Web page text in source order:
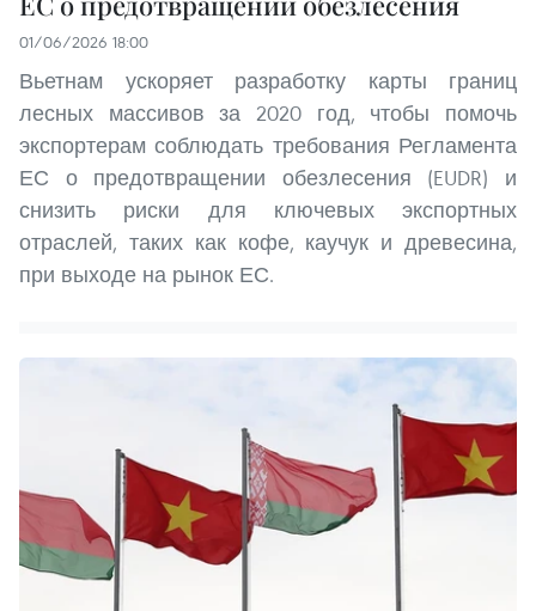
01/06/2026 18:00
Вьетнам ускоряет разработку карты границ
лесных массивов за 2020 год, чтобы помочь
экспортерам соблюдать требования Регламента
ЕС о предотвращении обезлесения (EUDR) и
снизить риски для ключевых экспортных
отраслей, таких как кофе, каучук и древесина,
при выходе на рынок ЕС.